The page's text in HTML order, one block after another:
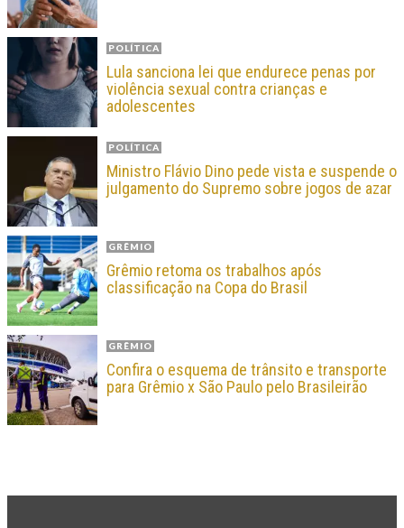
POLÍTICA
Lula sanciona lei que endurece penas por
violência sexual contra crianças e
adolescentes
POLÍTICA
Ministro Flávio Dino pede vista e suspende o
julgamento do Supremo sobre jogos de azar
GRÊMIO
Grêmio retoma os trabalhos após
classificação na Copa do Brasil
GRÊMIO
Confira o esquema de trânsito e transporte
para Grêmio x São Paulo pelo Brasileirão